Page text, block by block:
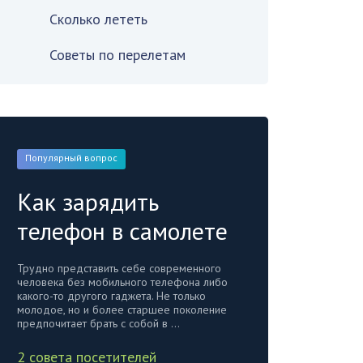
Сколько лететь
Советы по перелетам
Популярный вопрос
Как зарядить
телефон в самолете
Трудно представить себе современного
человека без мобильного телефона либо
какого-то другого гаджета. Не только
молодое, но и более старшее поколение
предпочитает брать с собой в ...
2 совета посетителей